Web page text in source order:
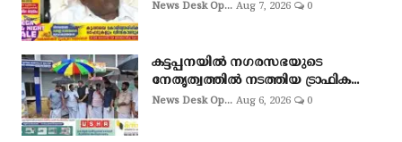
News Desk Op... Aug 7, 2026 0
കട്ടപ്പനയിൽ നഗരസഭയുടെ
നേതൃത്വത്തിൽ നടത്തിയ ട്രാഫിക...
News Desk Op... Aug 6, 2026 0